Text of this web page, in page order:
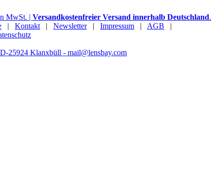
MwSt. | Versandkostenfreier Versand innerhalb Deutschland.
| Kontakt | Newsletter| Impressum | AGB |
25924 Klanxbüll - mail@lensbay.com